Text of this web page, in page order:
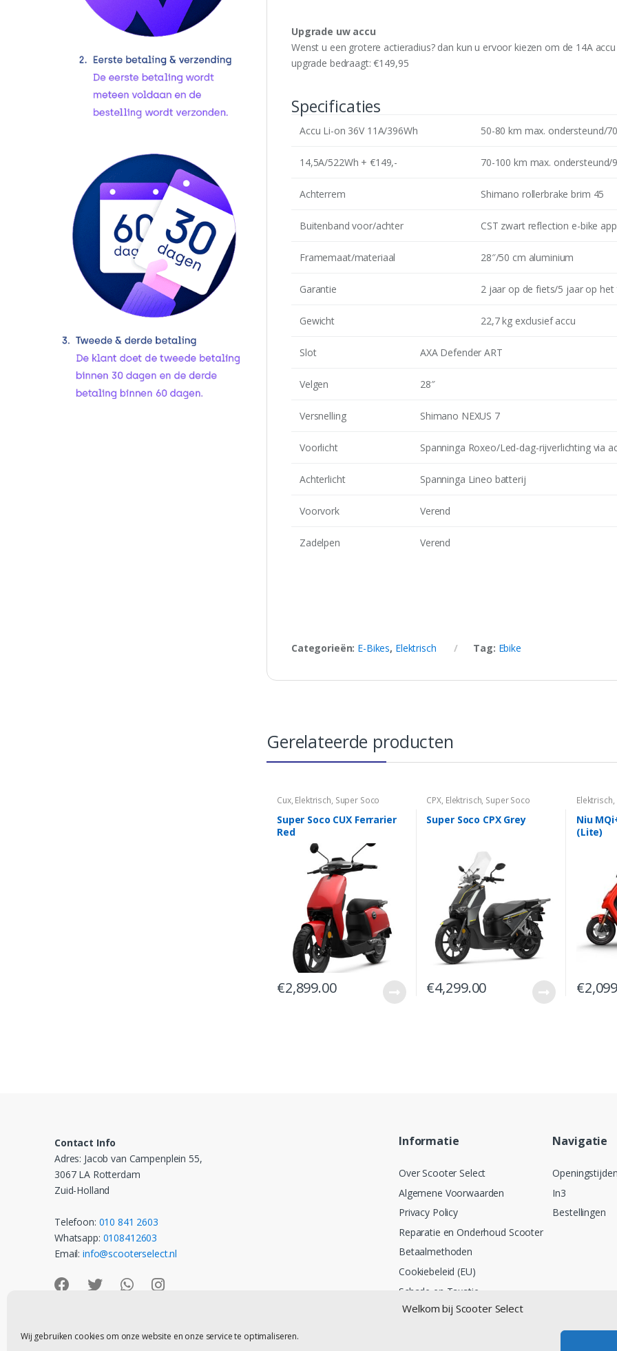
Welkom bij Scooter Select
Wij gebruiken cookies om onze website en onze service te optimaliseren.
Upgrade uw accu
Wenst u een grotere actieradius? dan kun u ervoor kiezen om de 14A
upgrade bedraagt: €149,95
Specificaties
Accu Li-on 36V 11A/396Wh 50-80 km max. ondersteund/
14,5A/522Wh + €149,- 70-100 km max.
Achterrem Shimano rollerbrake brim 45
Buitenband voor/achter CST zwart reflection e-bike
Framemaat/materiaal 28″/50 cm aluminium
Garantie 2 jaar op de fiets/5 jaar op
Gewicht 22,7 kg exclusief accu
Slot AXA Defender ART
Velgen 28″
Versnelling Shimano NEXUS 7
Voorlicht Spanninga Roxeo/Led-dag-rijverlichting via
Achterlicht Spanninga Lineo batterij
Voorvork Verend
Zadelpen Verend
Categorieën: E-Bikes, Elektrisch Tag: Ebike
Gerelateerde producten
Cux, Elektrisch, Super Soco
Super Soco CUX Ferrarier
Red
€2,899.00
CPX, Elektrisch, Super Soco
Super Soco CPX Grey
€4,299.00
Elektrisch,
Niu
(Lite)
€
Contact Info
Adres: Jacob van Campenplein 55,
3067 LA Rotterdam
Zuid-Holland
Telefoon: 010 841 2603
Whatsapp: 0108412603
Email:info@scooterselect.nl
Informatie
Over Scooter Select
Algemene Voorwaarden
Privacy Policy
Reparatie en Onderhoud Scooter
Betaalmethoden
Cookiebeleid (EU)
Schade en Taxatie
Lease
Navigatie
In3
Bestellingen